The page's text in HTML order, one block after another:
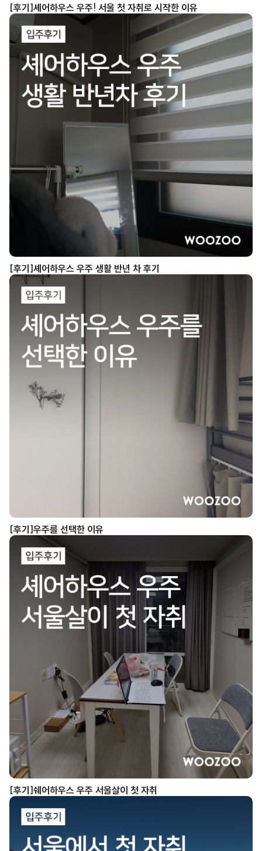
[후기] 셰어하우스 우주! 서울 첫 자취로 시작한 이유
[후기]셰어하우스 우주 생활 반년 차 후기
[후기]우주를 선택한 이유
[후기]쉐어하우스 우주 서울살이 첫 자취